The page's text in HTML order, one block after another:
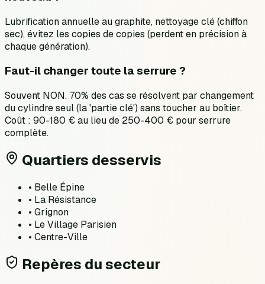
Lubrification annuelle au graphite, nettoyage clé (chiffon
sec), évitez les copies de copies (perdent en précision à
chaque génération).
Faut-il changer toute la serrure ?
Souvent NON. 70% des cas se résolvent par changement
du cylindre seul (la 'partie clé') sans toucher au boîtier.
Coût : 90-180 € au lieu de 250-400 € pour serrure
complète.
Quartiers desservis
• Belle Épine
• La Résistance
• Grignon
• Le Village Parisien
• Centre-Ville
Repères du secteur